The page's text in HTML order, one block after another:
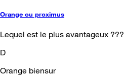
Orange ou proximus
Lequel est le plus avantageux ???
D
Orange biensur